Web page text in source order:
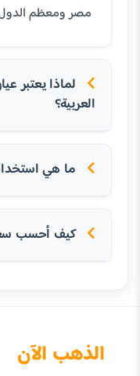
مصر ومعظم الدول
العربية؟
ما هي
كيف أحسب
الذهب الآن